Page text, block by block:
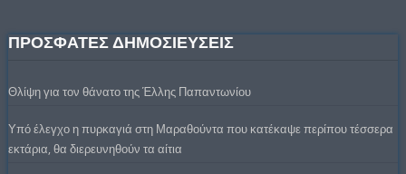
ΠΡΟΣΦΑΤΕΣ ΔΗΜΟΣΙΕΥΣΕΙΣ
Θλίψη για τον θάνατο της Έλλης Παπαντωνίου
Υπό έλεγχο η πυρκαγιά στη Μαραθούντα που κατέκαψε περίπου τέσσερα
εκτάρια, θα διερευνηθούν τα αίτια